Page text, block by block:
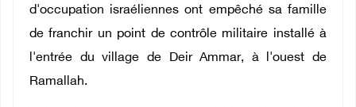
d'occupation israéliennes ont empêché sa famille
de franchir un point de contrôle militaire installé à
l'entrée du village de Deir Ammar, à l'ouest de
Ramallah.